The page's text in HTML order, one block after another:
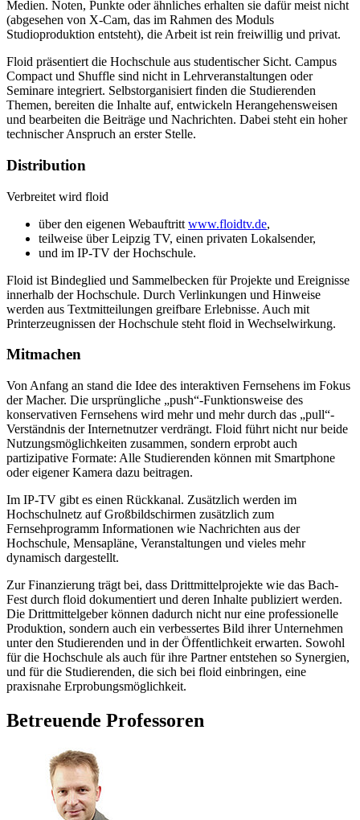
Medien. Noten, Punkte oder ähnliches erhalten sie dafür meist nicht
(abgesehen von X-Cam, das im Rahmen des Moduls
Studioproduktion entsteht), die Arbeit ist rein freiwillig und privat.
Floid präsentiert die Hochschule aus studentischer Sicht. Campus
Compact und Shuffle sind nicht in Lehrveranstaltungen oder
Seminare integriert. Selbstorganisiert finden die Studierenden
Themen, bereiten die Inhalte auf, entwickeln Herangehensweisen
und bearbeiten die Beiträge und Nachrichten. Dabei steht ein hoher
technischer Anspruch an erster Stelle.
Distribution
Verbreitet wird floid
über den eigenen Webauftritt www.floidtv.de,
teilweise über Leipzig TV, einen privaten Lokalsender,
und im IP-TV der Hochschule.
Floid ist Bindeglied und Sammelbecken für Projekte und Ereignisse
innerhalb der Hochschule. Durch Verlinkungen und Hinweise
werden aus Textmitteilungen greifbare Erlebnisse. Auch mit
Printerzeugnissen der Hochschule steht floid in Wechselwirkung.
Mitmachen
Von Anfang an stand die Idee des interaktiven Fernsehens im Fokus
der Macher. Die ursprüngliche „push“-Funktionsweise des
konservativen Fernsehens wird mehr und mehr durch das „pull“-
Verständnis der Internetnutzer verdrängt. Floid führt nicht nur beide
Nutzungsmöglichkeiten zusammen, sondern erprobt auch
partizipative Formate: Alle Studierenden können mit Smartphone
oder eigener Kamera dazu beitragen.
Im IP-TV gibt es einen Rückkanal. Zusätzlich werden im
Hochschulnetz auf Großbildschirmen zusätzlich zum
Fernsehprogramm Informationen wie Nachrichten aus der
Hochschule, Mensapläne, Veranstaltungen und vieles mehr
dynamisch dargestellt.
Zur Finanzierung trägt bei, dass Drittmittelprojekte wie das Bach-
Fest durch floid dokumentiert und deren Inhalte publiziert werden.
Die Drittmittelgeber können dadurch nicht nur eine professionelle
Produktion, sondern auch ein verbessertes Bild ihrer Unternehmen
unter den Studierenden und in der Öffentlichkeit erwarten. Sowohl
für die Hochschule als auch für ihre Partner entstehen so Synergien,
und für die Studierenden, die sich bei floid einbringen, eine
praxisnahe Erprobungsmöglichkeit.
Betreuende Professoren